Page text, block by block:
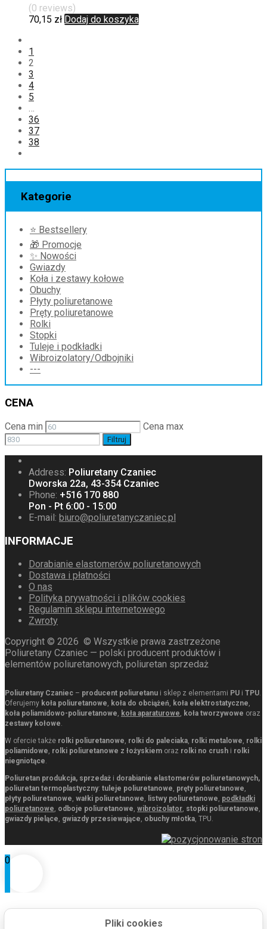
(0 reviews)
70,15 zł Dodaj do koszyka
1
2
3
4
5
…
36
37
38
Kategorie
⭐ Bestsellery
🎁 Promocje
✨ Nowości
Gwiazdy
Koła i zestawy kołowe
Obuchy
Płyty poliuretanowe
Pręty poliuretanowe
Rolki
Stopki
Tuleje i podkładki
Wibroizolatory/Odbojniki
---
CENA
Cena min Cena max
Filtruj
Address: Poliuretany Czaniec
Dworska 22a, 43-354 Czaniec
Phone: +516 170 880
Pon - Pt 6:00 - 15:00
E-mail: biuro@poliuretanyczaniec.pl
INFORMACJE
Dorabianie elastomerów poliuretanowych
Dostawa i płatności
O nas
Polityka prywatności i plików cookies
Regulamin sklepu internetowego
Zwroty
Copyright © 2026 © Wszystkie prawa zastrzeżone
Poliuretany Czaniec — polski producent produktów i
elementów poliuretanowych, poliuretan sprzedaż
Poliuretany Czaniec – producent poliuretanu i sklep z elementami PU i TPU.
Oferujemy koła poliuretanowe, koła do obciążeń, koła elektrostatyczne,
koła poliamidowo-poliuretanowe, koła aparaturowe, koła tworzywowe oraz
zestawy kołowe.
W ofercie także rolki poliuretanowe, rolki do paleciaka, rolki metalowe, rolki
poliamidowe, rolki poliuretanowe z łożyskiem oraz rolki no crush i rolki
niegniotące.
Poliuretan produkcja, sprzedaż i dorabianie elastomerów poliuretanowych,
poliuretan termoplastyczny: tuleje poliuretanowe, pręty poliuretanowe,
płyty poliuretanowe, wałki poliuretanowe, listwy poliuretanowe, podkładki
poliuretanowe, odboje poliuretanowe, wibroizolator, stopki poliuretanowe,
gwiazdy pielące, gwiazdy przesiewające, obuchy młotka, TPU.
Pliki cookies
0